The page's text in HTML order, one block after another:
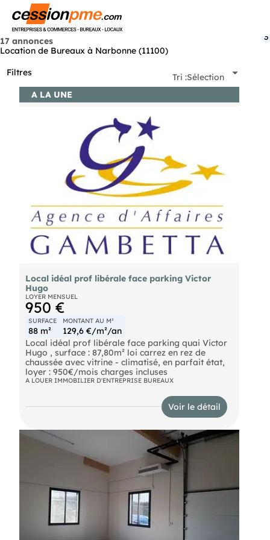
17 annonces
Location de Bureaux à Narbonne (11100)
Filtres
3
Tri :Sélection
A LA UNE
Local idéal prof libérale face parking Victor
Hugo
LOYER MENSUEL
950 €
SURFACE
88 m²
MONTANT AU M²
129,6 €/m²/an
Local idéal prof libérale face parking quai Victor
Hugo , surface : 87,80m² loi carrez en rez de
chaussée avec vitrine - climatisé, en parfait état,
loyer : 950€/mois charges incluses
A LOUER IMMOBILIER D'ENTREPRISE BUREAUX
Voir le détail